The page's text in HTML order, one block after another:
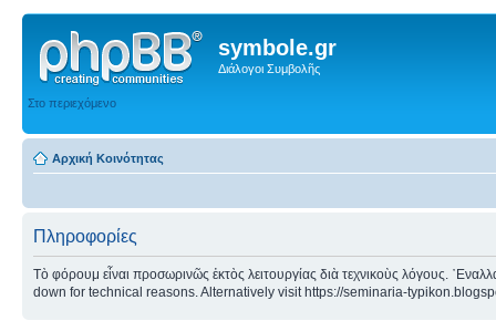
symbole.gr
Διάλογοι Συμβολῆς
Στο περιεχόμενο
Αρχική Κοινότητας
Πληροφορίες
Τὸ φόρουμ εἶναι προσωρινῶς ἐκτὸς λειτουργίας διὰ τεχνικοὺς λόγους.
down for technical reasons. Alternatively visit https://seminaria-